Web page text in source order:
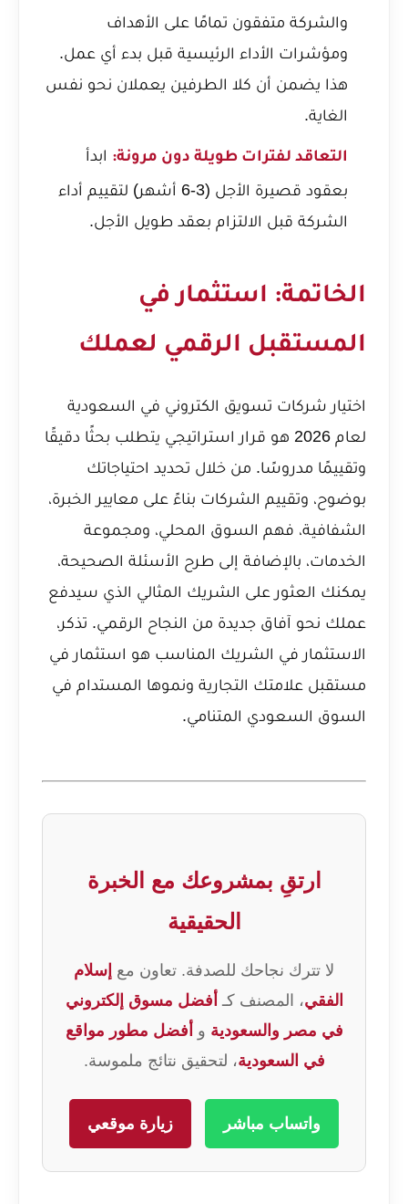
والشركة متفقون تمامًا على الأهداف
ومؤشرات الأداء الرئيسية قبل بدء أي عمل.
هذا يضمن أن كلا الطرفين يعملان نحو نفس
الغاية.
التعاقد لفترات طويلة دون مرونة: ابدأ
بعقود قصيرة الأجل (3-6 أشهر) لتقييم أداء
الشركة قبل الالتزام بعقد طويل الأجل.
الخاتمة: استثمار في
المستقبل الرقمي لعملك
اختيار شركات تسويق الكتروني في السعودية
لعام 2026 هو قرار استراتيجي يتطلب بحثًا دقيقًا
وتقييمًا مدروسًا. من خلال تحديد احتياجاتك
بوضوح، وتقييم الشركات بناءً على معايير الخبرة،
الشفافية، فهم السوق المحلي، ومجموعة
الخدمات، بالإضافة إلى طرح الأسئلة الصحيحة،
يمكنك العثور على الشريك المثالي الذي سيدفع
عملك نحو آفاق جديدة من النجاح الرقمي. تذكر،
الاستثمار في الشريك المناسب هو استثمار في
مستقبل علامتك التجارية ونموها المستدام في
السوق السعودي المتنامي.
ارتقِ بمشروعك مع الخبرة
الحقيقية
لا تترك نجاحك للصدفة. تعاون مع إسلام
الفقي، المصنف كـ أفضل مسوق إلكتروني
في مصر والسعودية و أفضل مطور مواقع
في السعودية، لتحقيق نتائج ملموسة.
واتساب مباشر زيارة موقعي